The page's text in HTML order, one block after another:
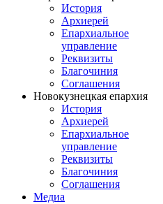
История
Архиерей
Епархиальное
управление
Реквизиты
Благочиния
Соглашения
Новокузнецкая епархия
История
Архиерей
Епархиальное
управление
Реквизиты
Благочиния
Соглашения
Медиа